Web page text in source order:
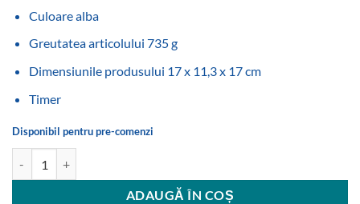
Culoare alba
Greutatea articolului 735 g
Dimensiunile produsului 17 x 11,3 x 17 cm
Timer
Disponibil pentru pre-comenzi
ADAUGĂ ÎN COȘ